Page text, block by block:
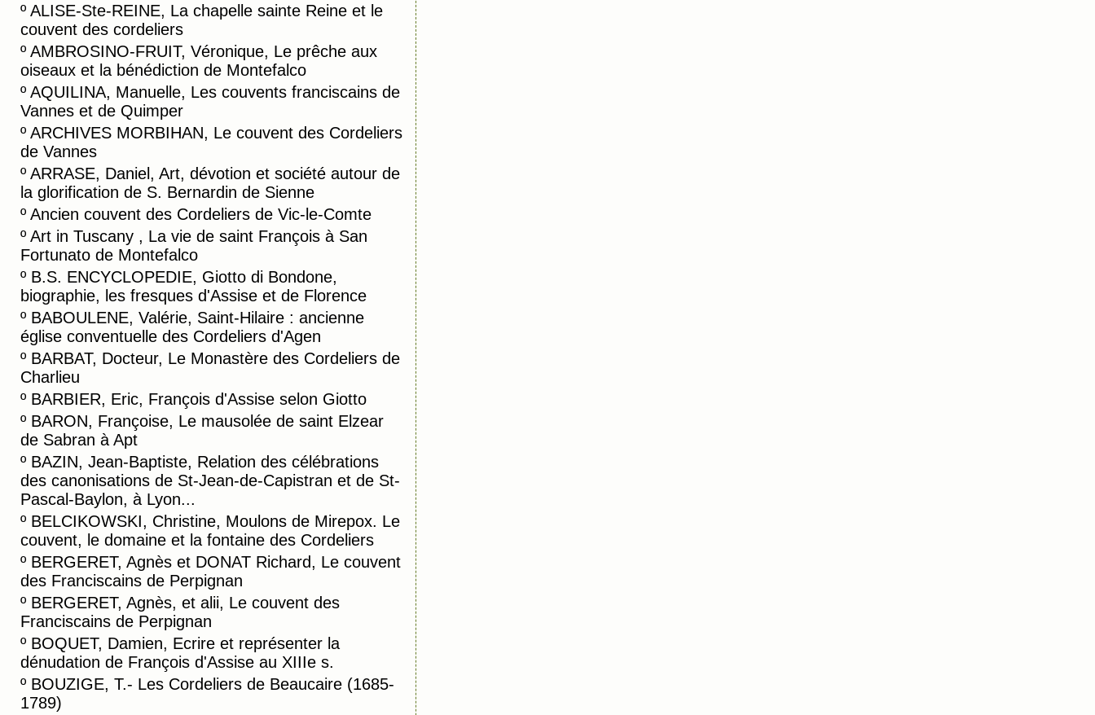
º ALISE-Ste-REINE, La chapelle sainte Reine et le
couvent des cordeliers
º AMBROSINO-FRUIT, Véronique, Le prêche aux
oiseaux et la bénédiction de Montefalco
º AQUILINA, Manuelle, Les couvents franciscains de
Vannes et de Quimper
º ARCHIVES MORBIHAN, Le couvent des Cordeliers
de Vannes
º ARRASE, Daniel, Art, dévotion et société autour de
la glorification de S. Bernardin de Sienne
º Ancien couvent des Cordeliers de Vic-le-Comte
º Art in Tuscany , La vie de saint François à San
Fortunato de Montefalco
º B.S. ENCYCLOPEDIE, Giotto di Bondone,
biographie, les fresques d'Assise et de Florence
º BABOULENE, Valérie, Saint-Hilaire : ancienne
église conventuelle des Cordeliers d'Agen
º BARBAT, Docteur, Le Monastère des Cordeliers de
Charlieu
º BARBIER, Eric, François d'Assise selon Giotto
º BARON, Françoise, Le mausolée de saint Elzear
de Sabran à Apt
º BAZIN, Jean-Baptiste, Relation des célébrations
des canonisations de St-Jean-de-Capistran et de St-
Pascal-Baylon, à Lyon...
º BELCIKOWSKI, Christine, Moulons de Mirepox. Le
couvent, le domaine et la fontaine des Cordeliers
º BERGERET, Agnès et DONAT Richard, Le couvent
des Franciscains de Perpignan
º BERGERET, Agnès, et alii, Le couvent des
Franciscains de Perpignan
º BOQUET, Damien, Ecrire et représenter la
dénudation de François d'Assise au XIIIe s.
º BOUZIGE, T.- Les Cordeliers de Beaucaire (1685-
1789)